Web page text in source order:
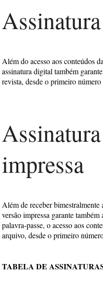
Além do acesso aos conteúdos
assinatura digital também
revista, desde o primeiro número
impressa
Além de receber bimestralmente
versão impressa garante
palavra-passe, o acesso aos
arquivo, desde o primeiro
TABELA DE